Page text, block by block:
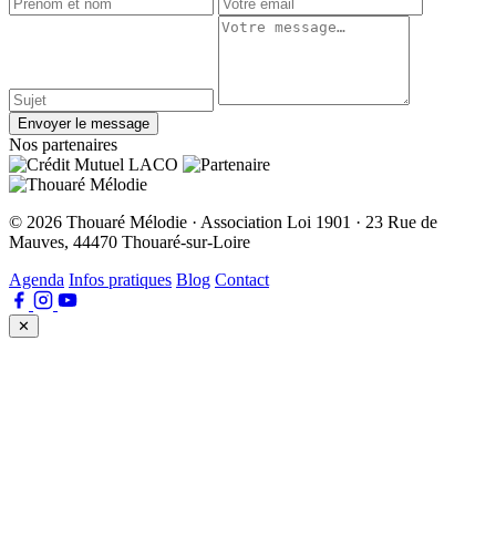
Envoyer le message
Nos partenaires
© 2026 Thouaré Mélodie · Association Loi 1901 · 23 Rue de
Mauves, 44470 Thouaré-sur-Loire
Agenda Infos pratiques Blog Contact
✕